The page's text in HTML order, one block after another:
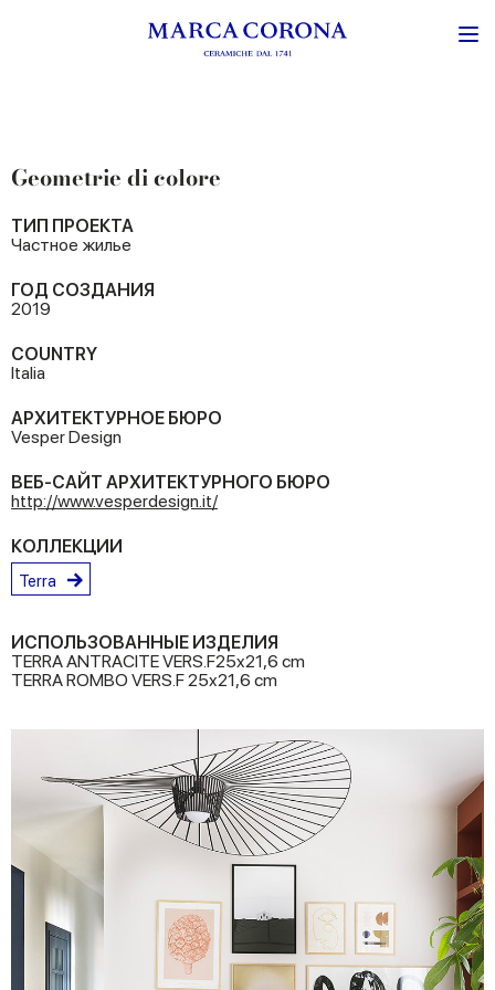
Geometrie di colore
ТИП ПРОЕКТА
Частное жилье
ГОД СОЗДАНИЯ
2019
COUNTRY
Italia
АРХИТЕКТУРНОЕ БЮРО
Vesper Design
ВЕБ-САЙТ АРХИТЕКТУРНОГО БЮРО
http://www.vesperdesign.it/
КОЛЛЕКЦИИ
Terra
ИСПОЛЬЗОВАННЫЕ ИЗДЕЛИЯ
TERRA ANTRACITE VERS.F25x21,6 cm
TERRA ROMBO VERS.F 25x21,6 cm